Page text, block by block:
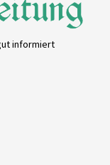
informiert